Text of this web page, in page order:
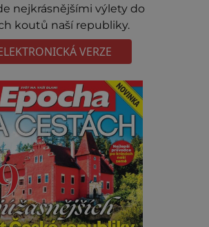
nejkrásnějšími výlety do
koutů naší republiky.
VERZE